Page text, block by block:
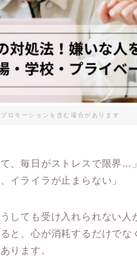
ロモーションを含む場合があります
、毎日がストレスで限界…」
イライラが止まらない」
しても受け入れられない人
と、心が消耗するだけでな
ります。